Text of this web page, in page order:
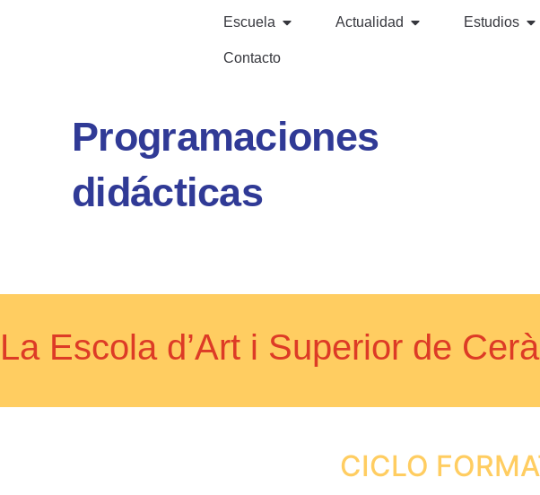
Escuela Actualidad Estudios
Contacto
Programaciones
didácticas
La Escola d’Art i Superior de
CICLO